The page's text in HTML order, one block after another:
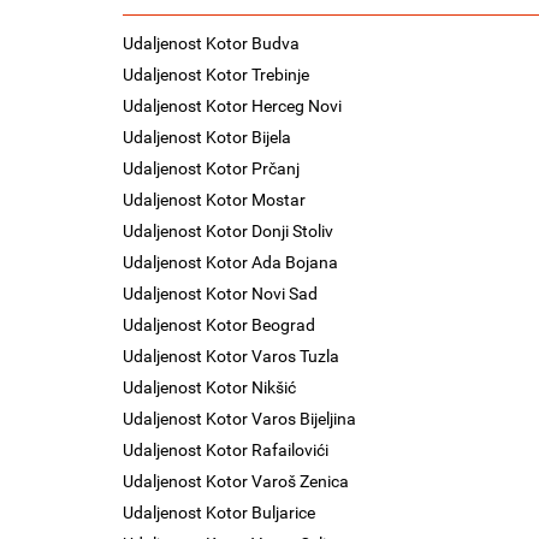
Udaljenost Kotor Budva
Udaljenost Kotor Trebinje
Udaljenost Kotor Herceg Novi
Udaljenost Kotor Bijela
Udaljenost Kotor Prčanj
Udaljenost Kotor Mostar
Udaljenost Kotor Donji Stoliv
Udaljenost Kotor Ada Bojana
Udaljenost Kotor Novi Sad
Udaljenost Kotor Beograd
Udaljenost Kotor Varos Tuzla
Udaljenost Kotor Nikšić
Udaljenost Kotor Varos Bijeljina
Udaljenost Kotor Rafailovići
Udaljenost Kotor Varoš Zenica
Udaljenost Kotor Buljarice